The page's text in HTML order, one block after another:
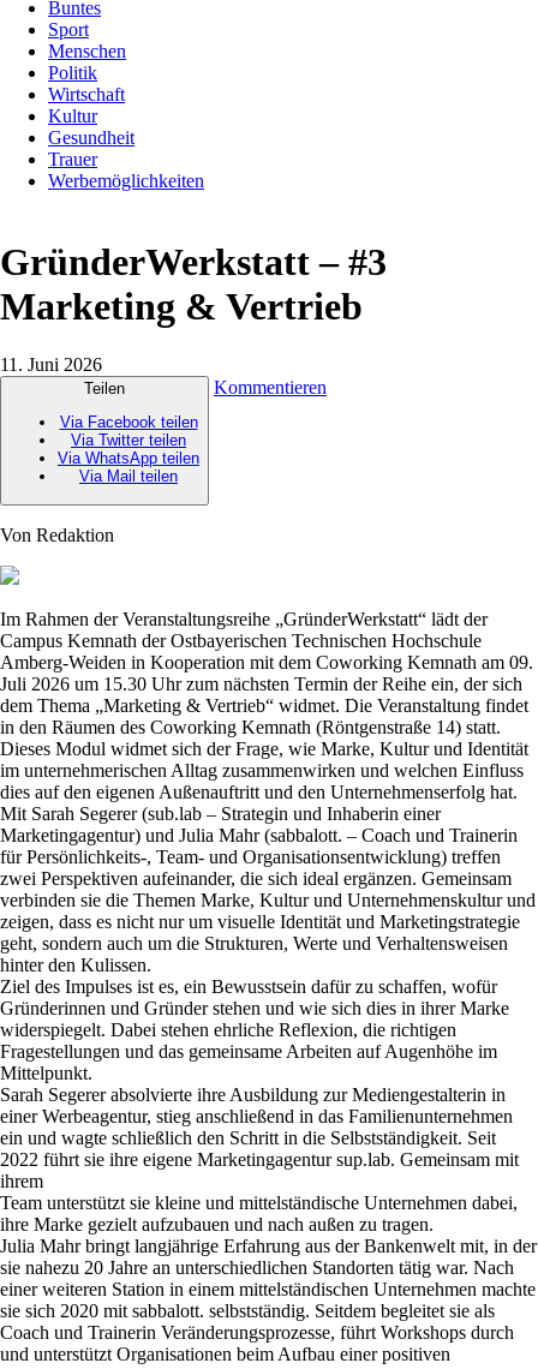
Buntes
Sport
Menschen
Politik
Wirtschaft
Kultur
Gesundheit
Trauer
Werbemöglichkeiten
GründerWerkstatt – #3
Marketing & Vertrieb
11. Juni 2026
Teilen
Via Facebook teilen
Via Twitter teilen
Via WhatsApp teilen
Via Mail teilen
Kommentieren
Von Redaktion
Im Rahmen der Veranstaltungsreihe „GründerWerkstatt“ lädt der
Campus Kemnath der Ostbayerischen Technischen Hochschule
Amberg-Weiden in Kooperation mit dem Coworking Kemnath am 09.
Juli 2026 um 15.30 Uhr zum nächsten Termin der Reihe ein, der sich
dem Thema „Marketing & Vertrieb“ widmet. Die Veranstaltung findet
in den Räumen des Coworking Kemnath (Röntgenstraße 14) statt.
Dieses Modul widmet sich der Frage, wie Marke, Kultur und Identität
im unternehmerischen Alltag zusammenwirken und welchen Einfluss
dies auf den eigenen Außenauftritt und den Unternehmenserfolg hat.
Mit Sarah Segerer (sub.lab – Strategin und Inhaberin einer
Marketingagentur) und Julia Mahr (sabbalott. – Coach und Trainerin
für Persönlichkeits-, Team- und Organisationsentwicklung) treffen
zwei Perspektiven aufeinander, die sich ideal ergänzen. Gemeinsam
verbinden sie die Themen Marke, Kultur und Unternehmenskultur und
zeigen, dass es nicht nur um visuelle Identität und Marketingstrategie
geht, sondern auch um die Strukturen, Werte und Verhaltensweisen
hinter den Kulissen.
Ziel des Impulses ist es, ein Bewusstsein dafür zu schaffen, wofür
Gründerinnen und Gründer stehen und wie sich dies in ihrer Marke
widerspiegelt. Dabei stehen ehrliche Reflexion, die richtigen
Fragestellungen und das gemeinsame Arbeiten auf Augenhöhe im
Mittelpunkt.
Sarah Segerer absolvierte ihre Ausbildung zur Mediengestalterin in
einer Werbeagentur, stieg anschließend in das Familienunternehmen
ein und wagte schließlich den Schritt in die Selbstständigkeit. Seit
2022 führt sie ihre eigene Marketingagentur sup.lab. Gemeinsam mit
ihrem
Team unterstützt sie kleine und mittelständische Unternehmen dabei,
ihre Marke gezielt aufzubauen und nach außen zu tragen.
Julia Mahr bringt langjährige Erfahrung aus der Bankenwelt mit, in der
sie nahezu 20 Jahre an unterschiedlichen Standorten tätig war. Nach
einer weiteren Station in einem mittelständischen Unternehmen machte
sie sich 2020 mit sabbalott. selbstständig. Seitdem begleitet sie als
Coach und Trainerin Veränderungsprozesse, führt Workshops durch
und unterstützt Organisationen beim Aufbau einer positiven